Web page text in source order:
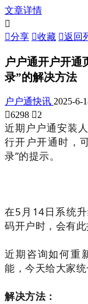
文章详情

分享 收藏 返回
户户通开户开通
录”的解决方法
户户通快讯 2025-6-
6298 2
近期户户通安装
行开户开通时，
录”的提示。
在5月14日系统
码开户时，会有此
近期咨询如何重
能，今天给大家统
解决方法：